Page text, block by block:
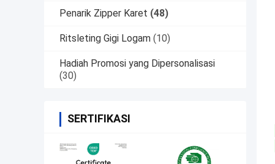
Penarik Zipper Karet (48)
Ritsleting Gigi Logam (10)
Hadiah Promosi yang Dipersonalisasi
(30)
SERTIFIKASI